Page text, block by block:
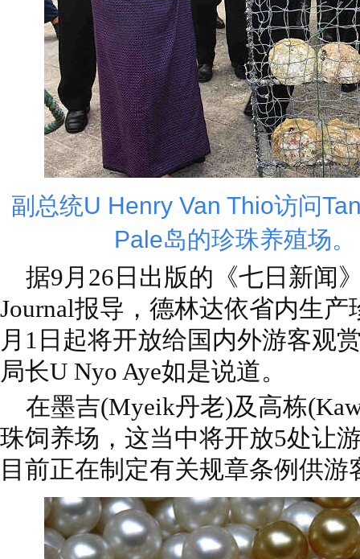
副总统U Henry Van Thio访问
Pale岛的珍珠养殖场。
据9月26日出版的《七日新闻
Journal报导，德林达依省内生
月1日起将开放给国内外游客观
局长U Nyo Aye如是说道。
在墨吉(Myeik丹老)及高栋
珠饲养场，这当中将开放5处让
目前正在制定有关规章条例供游